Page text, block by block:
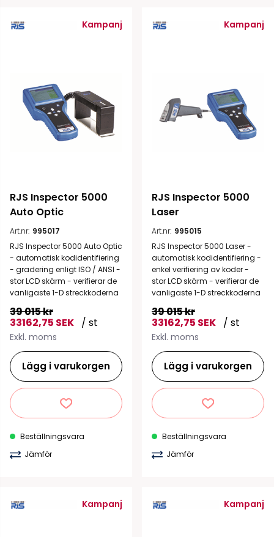
Kampanj
RJS Inspector 5000
Auto Optic
Art.nr: 995017
RJS Inspector 5000 Auto Optic
- automatisk kodidentifiering
- gradering enligt ISO / ANSI -
stor LCD skärm - verifierar de
vanligaste 1-D streckkoderna
39 015 kr
33162,75 SEK / st
Exkl. moms
Lägg i varukorgen
Beställningsvara
Jämför
Kampanj
RJS Inspector 5000
Laser
Art.nr: 995015
RJS Inspector 5000 Laser -
automatisk kodidentifiering -
enkel verifiering av koder -
stor LCD skärm - verifierar de
vanligaste 1-D streckkoderna
39 015 kr
33162,75 SEK / st
Exkl. moms
Lägg i varukorgen
Beställningsvara
Jämför
Kampanj Kampanj